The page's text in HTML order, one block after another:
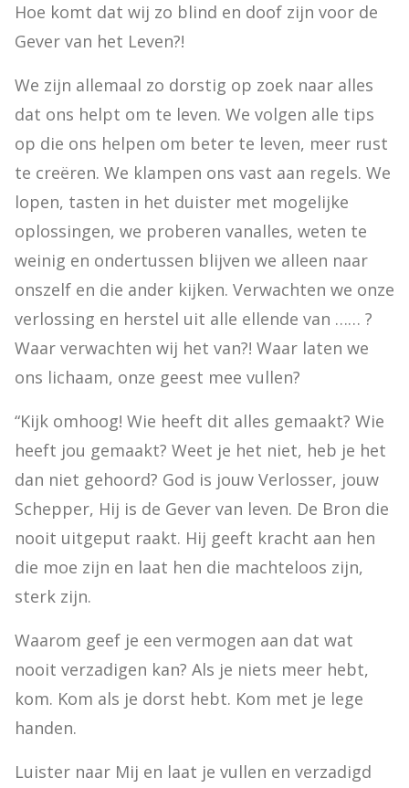
Hoe komt dat wij zo blind en doof zijn voor de
Gever van het Leven?!
We zijn allemaal zo dorstig op zoek naar alles
dat ons helpt om te leven. We volgen alle tips
op die ons helpen om beter te leven, meer rust
te creëren. We klampen ons vast aan regels. We
lopen, tasten in het duister met mogelijke
oplossingen, we proberen vanalles, weten te
weinig en ondertussen blijven we alleen naar
onszelf en die ander kijken. Verwachten we onze
verlossing en herstel uit alle ellende van …… ?
Waar verwachten wij het van?! Waar laten we
ons lichaam, onze geest mee vullen?
“Kijk omhoog! Wie heeft dit alles gemaakt? Wie
heeft jou gemaakt? Weet je het niet, heb je het
dan niet gehoord? God is jouw Verlosser, jouw
Schepper, Hij is de Gever van leven. De Bron die
nooit uitgeput raakt. Hij geeft kracht aan hen
die moe zijn en laat hen die machteloos zijn,
sterk zijn.
Waarom geef je een vermogen aan dat wat
nooit verzadigen kan? Als je niets meer hebt,
kom. Kom als je dorst hebt. Kom met je lege
handen.
Luister naar Mij en laat je vullen en verzadigd